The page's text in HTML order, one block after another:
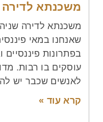
משכנתא לדירה
משכנתא לדירה
שאנחנו במאי
בפתרונות פיננסיים
עוסקים בו רבות.
לאנשים שכבר יש
קרא עוד »